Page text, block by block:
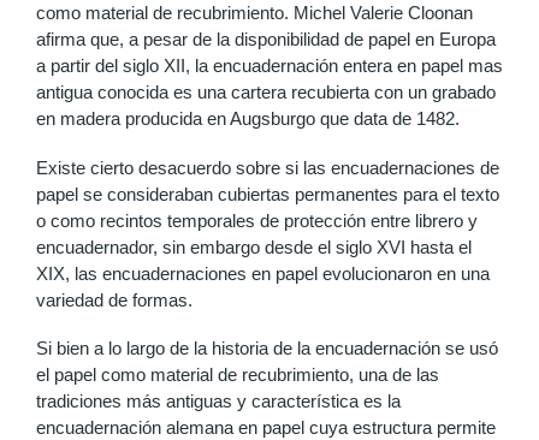
como material de recubrimiento. Michel Valerie Cloonan
afirma que, a pesar de la disponibilidad de papel en Europa
a partir del siglo XII, la encuadernación entera en papel mas
antigua conocida es una cartera recubierta con un grabado
en madera producida en Augsburgo que data de 1482.
Existe cierto desacuerdo sobre si las encuadernaciones de
papel se consideraban cubiertas permanentes para el texto
o como recintos temporales de protección entre librero y
encuadernador, sin embargo desde el siglo XVI hasta el
XIX, las encuadernaciones en papel evolucionaron en una
variedad de formas.
Si bien a lo largo de la historia de la encuadernación se usó
el papel como material de recubrimiento, una de las
tradiciones más antiguas y característica es la
encuadernación alemana en papel cuya estructura permite